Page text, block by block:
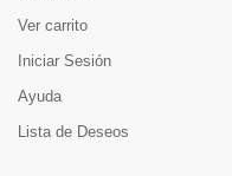
Ver carrito
Iniciar Sesión
Ayuda
Lista de Deseos